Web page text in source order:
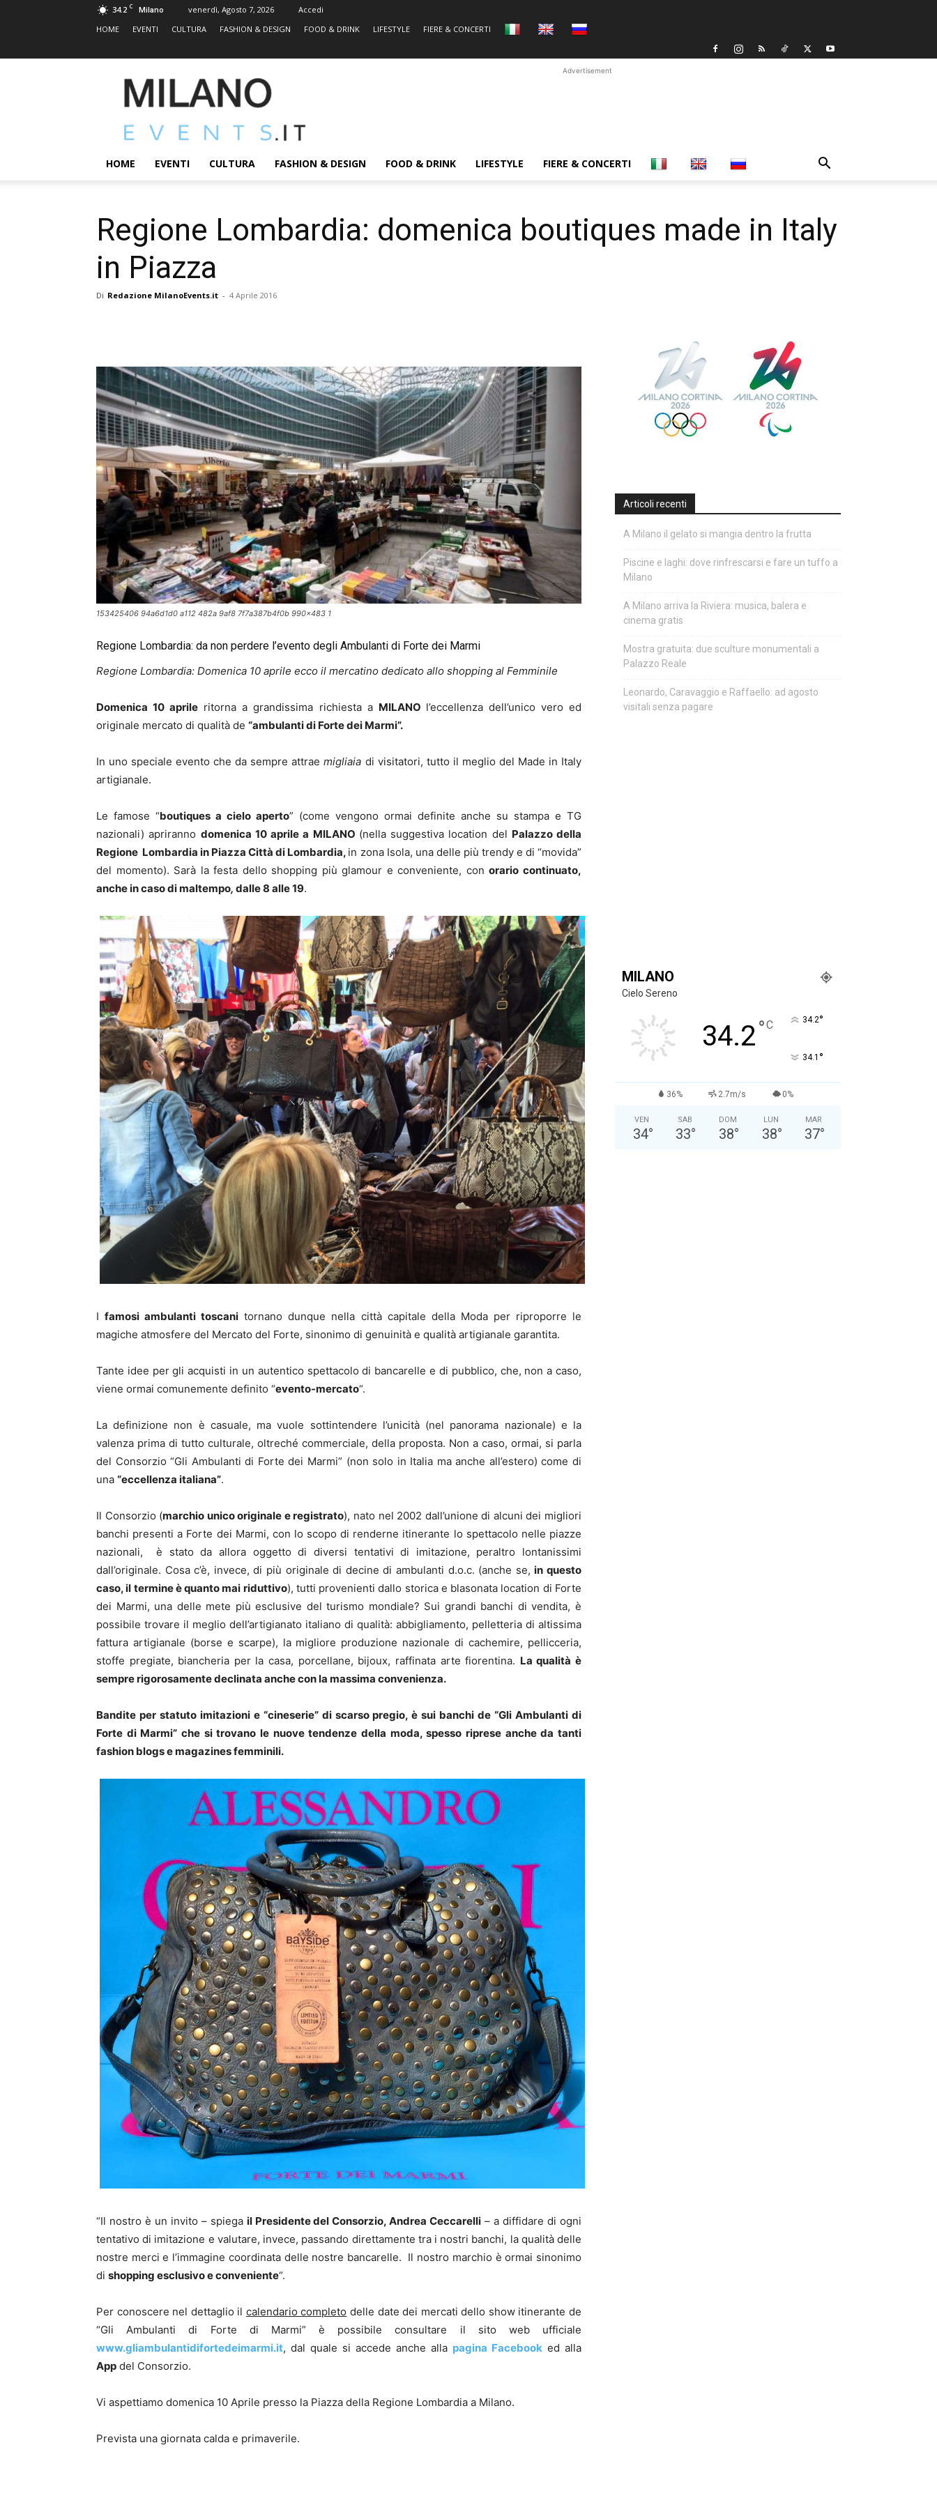
34.2 C Milano venerdì, Agosto 7, 2026
Accedi
HOME
EVENTI CULTURA FASHION & DESIGN FOOD & DRINK LIFESTYLE FIERE & CONCERTI
MILANOEVENTS.IT
|
2.0
ed
Eventi
Advertisement
HOME EVENTI CULTURA FASHION & DESIGN FOOD & DRINK LIFESTYLE FIERE & CONCERTI
Regione Lombardia: domenica boutiques made in Italy
in Piazza
Di Redazione MilanoEvents.it - 4 Aprile 2016
153425406 94a6d1d0 a112 482a 9af8 7f7a387b4f0b 990x483 1
Regione Lombardia: da non perdere l’evento degli Ambulanti di Forte dei Marmi
Regione Lombardia: Domenica 10 aprile ecco il mercatino dedicato allo shopping al Femminile
Domenica 10 aprile ritorna a grandissima richiesta a MILANO l’eccellenza dell’unico vero ed
originale mercato di qualità de “ambulanti di Forte dei Marmi”.
In uno speciale evento che da sempre attraemigliaia di visitatori, tutto il meglio del Made in Italy
artigianale.
Le famose “boutiques a cielo aperto” (come vengono ormai definite anche su stampa e TG
nazionali) apriranno domenica 10 aprile a MILANO (nella suggestiva location del Palazzo della
Regione Lombardia in Piazza Città di Lombardia, in zona Isola, una delle più trendy e di “movida”
del momento). Sarà la festa dello shopping più glamour e conveniente, conorario continuato,
anche in caso di maltempo, dalle 8 alle 19.
Ifamosi ambulanti toscani tornano dunque nella città capitale della Moda per riproporre le
magiche atmosfere del Mercato del Forte, sinonimo di genuinità e qualità artigianale garantita.
Tante idee per gli acquisti in un autentico spettacolo di bancarelle e di pubblico, che, non a caso,
viene ormai comunemente definito “evento-mercato“.
La definizione non è casuale, ma vuole sottintendere l’unicità (nel panorama nazionale) e la
valenza prima di tutto culturale, oltreché commerciale, della proposta. Non a caso, ormai, si parla
del Consorzio “Gli Ambulanti di Forte dei Marmi” (non solo in Italia ma anche all’estero) come di
una “eccellenza italiana”.
Il Consorzio (marchio unico originale e registrato), nato nel 2002 dall’unione di alcuni dei migliori
banchi presenti a Forte dei Marmi, con lo scopo di renderne itinerante lo spettacolo nelle piazze
nazionali, è stato da allora oggetto di diversi tentativi di imitazione, peraltro lontanissimi
dall’originale. Cosa c’è, invece, di più originale di decine di ambulanti d.o.c. (anche se,in questo
caso, il termine è quanto mai riduttivo), tutti provenienti dallo storica e blasonata location di Forte
dei Marmi, una delle mete più esclusive del turismo mondiale? Sui grandi banchi di vendita, è
possibile trovare il meglio dell’artigianato italiano di qualità: abbigliamento, pelletteria di altissima
fattura artigianale (borse e scarpe), la migliore produzione nazionale di cachemire, pellicceria,
stoffe pregiate, biancheria per la casa, porcellane, bijoux, raffinata arte fiorentina. La qualità è
sempre rigorosamente declinata anche con la massima convenienza.
Bandite per statuto imitazioni e “cineserie” di scarso pregio, è sui banchi de “Gli Ambulanti di
Forte di Marmi” che si trovano le nuove tendenze della moda, spesso riprese anche da tanti
fashion blogs e magazines femminili.
“Il nostro è un invito – spiega il Presidente del Consorzio, Andrea Ceccarelli – a diffidare di ogni
tentativo di imitazione e valutare, invece, passando direttamente tra i nostri banchi, la qualità delle
nostre merci e l’immagine coordinata delle nostre bancarelle. Il nostro marchio è ormai sinonimo
di shopping esclusivo e conveniente“.
Per conoscere nel dettaglio il calendario completo delle date dei mercati dello show itinerante de
“Gli Ambulanti di Forte di Marmi” è possibile consultare il sito web ufficiale
www.gliambulantidifortedeimarmi.it, dal quale si accede anche alla pagina Facebook ed alla
App del Consorzio.
Vi aspettiamo domenica 10 Aprile presso la Piazza della Regione Lombardia a Milano.
Prevista una giornata calda e primaverile.
Articoli recenti
A Milano il gelato si mangia dentro la frutta
Piscine e laghi: dove rinfrescarsi e fare un tuffo a
Milano
A Milano arriva la Riviera: musica, balera e
cinema gratis
Mostra gratuita: due sculture monumentali a
Palazzo Reale
Leonardo, Caravaggio e Raffaello: ad agosto
visitali senza pagare
MILANO
Cielo Sereno
34.2°C 34.2°
34.1 °
36% 2.7m/s 0%
VEN
34°
SAB
33°
DOM
38°
LUN
38°
MAR
37°